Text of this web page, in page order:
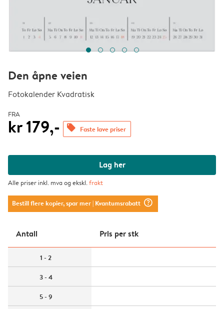
Den åpne veien
Fotokalender Kvadratisk
FRA
kr 179,- offers Faste lave priser
Lag her
Alle priser inkl. mva og ekskl.frakt
Bestill flere kopier, spar mer| Kvantumsrabatt question_mark_circle
Antall Pris per stk
1 - 2
3 - 4
5 - 9